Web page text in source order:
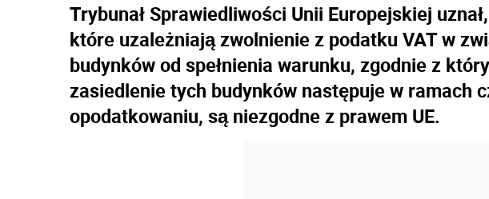
Trybunał Sprawiedliwości Unii Europejskiej
które uzależniają zwolnienie z podatku VAT w
budynków od spełnienia warunku, zgodnie z
zasiedlenie tych budynków następuje w ramach
opodatkowaniu, są niezgodne z prawem UE.